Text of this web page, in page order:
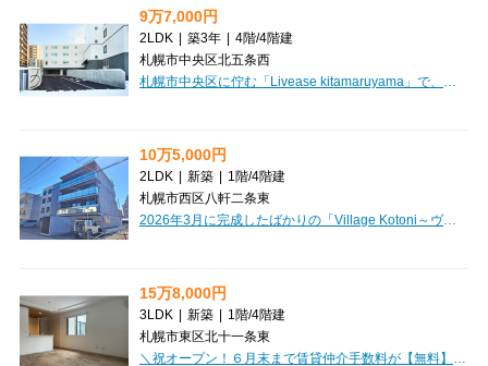
9万7,000円
2LDK | 築3年 | 4階/4階建
札幌市中央区北五条西
10万5,000円
2LDK | 新築 | 1階/4階建
札幌市西区八軒二条東
2026年3月に完成したばかりの「Village Kotoni～ヴィレッジ琴似～」で、新しい暮らしを始めてみませんか？JR函館本線「琴似」駅まで徒歩8分、複数路線が利用できる便利な立地が魅力です。広々とした60.01㎡の2LDKは、開放感あふれる15.1帖のLDKが中心。南西向きのバルコニーからは心地よい光が差し込み、毎日を明るく彩ってくれます。収納に便利なウォークインクローゼットも完備しており、お部屋をすっきりと保てますね。インターネット利用料無料、オートロック、システムキッチン、追い焚き機能付きバス、独立洗面台など、嬉しい設備が充実。快適な毎日をサポートしてくれます。周辺には徒歩5分圏内にスーパーやコンビニ、飲食店が揃い、日々のお買い物やお食事にも困りません。小学校も徒歩8分圏内で、子育て世代にも安心の環境が嬉しいポイントです。敷金105,000円、礼金は0円で初期費用を抑えられるのも魅力的。駐車場もご用意しておりますので、お車をお持ちの方も安心です。快適で安心な新生活を、ぜひこのお部屋でスタートさせてください。お問い合わせを心よりお待ちしております。
15万8,000円
3LDK | 新築 | 1階/4階建
札幌市東区北十一条東